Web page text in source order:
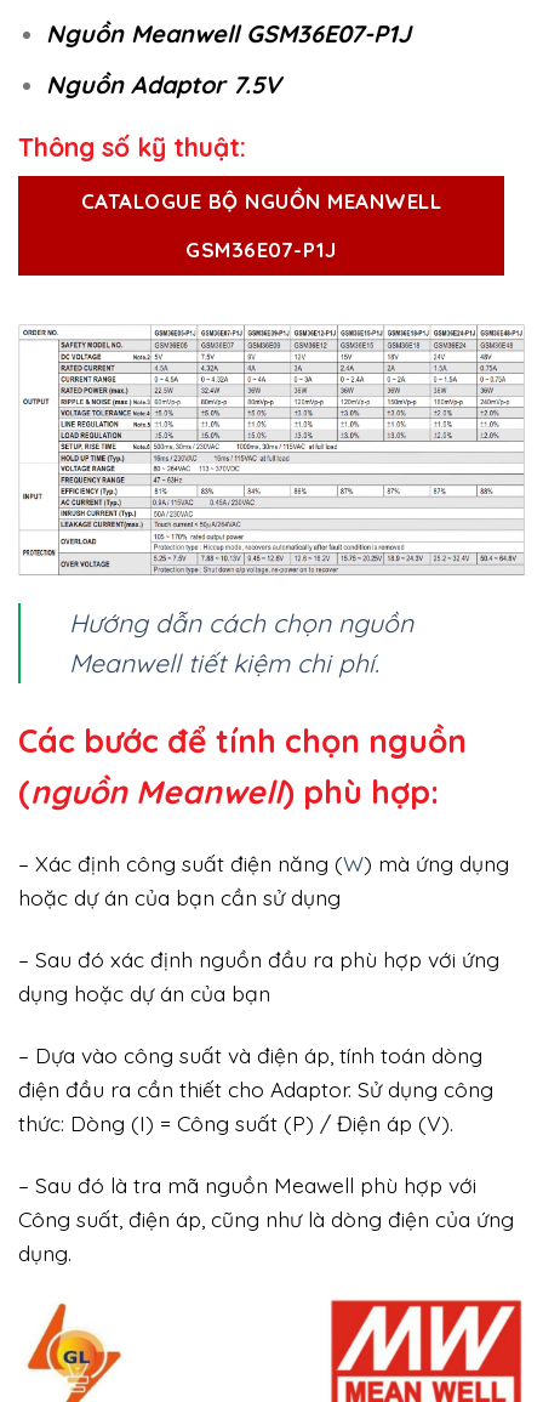
Nguồn Meanwell GSM36E07-P1J
Nguồn Adaptor 7.5V
Thông số kỹ thuật:
CATALOGUE BỘ NGUỒN MEANWELL
GSM36E07-P1J
Hướng dẫn cách chọn nguồn
Meanwell tiết kiệm chi phí.
Các bước để tính chọn nguồn
(nguồn Meanwell) phù hợp:
– Xác định công suất điện năng (W) mà ứng dụng
hoặc dự án của bạn cần sử dụng
– Sau đó xác định nguồn đầu ra phù hợp với ứng
dụng hoặc dự án của bạn
– Dựa vào công suất và điện áp, tính toán dòng
điện đầu ra cần thiết cho Adaptor. Sử dụng công
thức: Dòng (I) = Công suất (P) / Điện áp (V).
– Sau đó là tra mã nguồn Meawell phù hợp với
Công suất, điện áp, cũng như là dòng điện của ứng
dụng.